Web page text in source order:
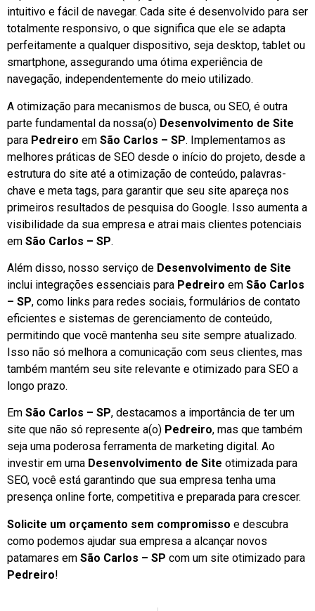
intuitivo e fácil de navegar. Cada site é desenvolvido para ser
totalmente responsivo, o que significa que ele se adapta
perfeitamente a qualquer dispositivo, seja desktop, tablet ou
smartphone, assegurando uma ótima experiência de
navegação, independentemente do meio utilizado.
A otimização para mecanismos de busca, ou SEO, é outra
parte fundamental da nossa(o) Desenvolvimento de Site
para Pedreiro em São Carlos – SP. Implementamos as
melhores práticas de SEO desde o início do projeto, desde a
estrutura do site até a otimização de conteúdo, palavras-
chave e meta tags, para garantir que seu site apareça nos
primeiros resultados de pesquisa do Google. Isso aumenta a
visibilidade da sua empresa e atrai mais clientes potenciais
em São Carlos – SP.
Além disso, nosso serviço de Desenvolvimento de Site
inclui integrações essenciais para Pedreiro em São Carlos
– SP, como links para redes sociais, formulários de contato
eficientes e sistemas de gerenciamento de conteúdo,
permitindo que você mantenha seu site sempre atualizado.
Isso não só melhora a comunicação com seus clientes, mas
também mantém seu site relevante e otimizado para SEO a
longo prazo.
Em São Carlos – SP, destacamos a importância de ter um
site que não só represente a(o) Pedreiro, mas que também
seja uma poderosa ferramenta de marketing digital. Ao
investir em uma Desenvolvimento de Site otimizada para
SEO, você está garantindo que sua empresa tenha uma
presença online forte, competitiva e preparada para crescer.
Solicite um orçamento sem compromisso e descubra
como podemos ajudar sua empresa a alcançar novos
patamares em São Carlos – SP com um site otimizado para
Pedreiro!